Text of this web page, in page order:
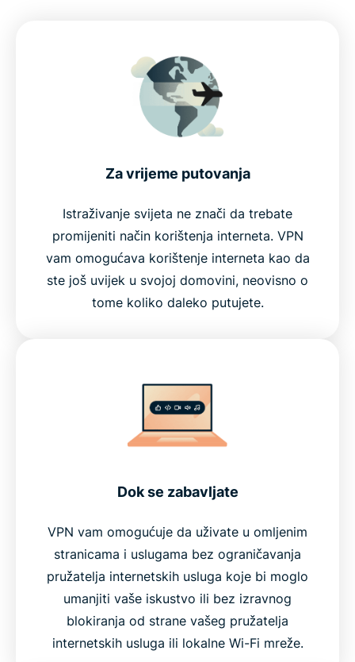
Za vrijeme putovanja
Istraživanje svijeta ne znači da trebate
promijeniti način korištenja interneta. VPN
vam omogućava korištenje interneta kao da
ste još uvijek u svojoj domovini, neovisno o
tome koliko daleko putujete.
Dok se zabavljate
VPN vam omogućuje da uživate u omljenim
stranicama i uslugama bez ograničavanja
pružatelja internetskih usluga koje bi moglo
umanjiti vaše iskustvo ili bez izravnog
blokiranja od strane vašeg pružatelja
internetskih usluga ili lokalne Wi-Fi mreže.